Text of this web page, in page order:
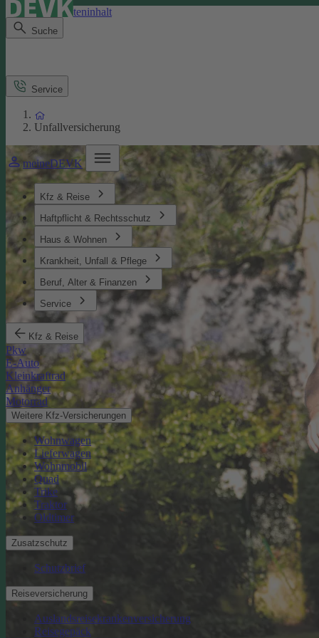
Direkt zum Seiteninhalt
Suche
meineDEVK
Kfz & Reise
Haftpflicht & Rechtsschutz
Haus & Wohnen
Krankheit, Unfall & Pflege
Beruf, Alter & Finanzen
Service
Kfz & Reise
Pkw
E-Auto
Kleinkraftrad
Anhänger
Motorrad
Weitere Kfz-Versicherungen
Wohnwagen
Lieferwagen
Wohnmobil
Quad
Trike
Traktor
Oldtimer
Zusatzschutz
Schutzbrief
Reiseversicherung
Auslandsreisekrankenversicherung
Reisegepäck
Service
Unfallversicherung